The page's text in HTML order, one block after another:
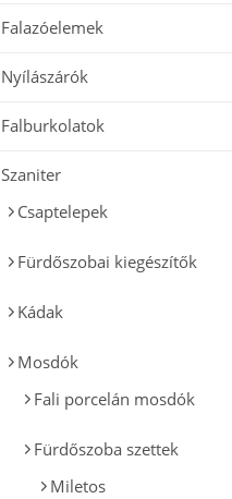
Falazóelemek
Nyílászárók
Falburkolatok
Szaniter
Csaptelepek
Fürdőszobai kiegészítők
Kádak
Mosdók
Fali porcelán mosdók
Fürdőszoba szettek
Miletos